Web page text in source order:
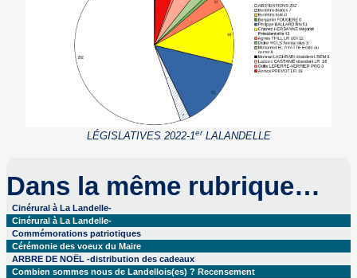
LÉGISLATIVES 2022-1erLALANDELLE
Dans la même rubrique…
Cinérural à La Landelle-
Cinérural à La Landelle-
Commémorations patriotiques
Cérémonie des voeux du Maire
ARBRE DE NOËL -distribution des cadeaux
Combien sommes nous de Landellois(es) ? Recensement